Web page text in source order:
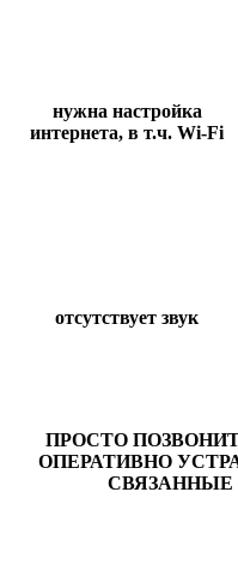
нужна настройка
интернета, в т.ч. Wi-Fi
отсутствует звук
ПРОСТО
ОПЕРАТИВНО